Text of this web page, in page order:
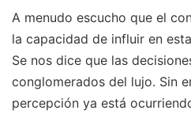
A menudo escucho que el
la capacidad de influir en
Se nos dice que las
conglomerados del lujo. Sin
percepción ya está